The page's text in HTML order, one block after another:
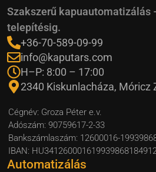
Szakszerű kapuautomatizálás
telepítésig.
+36-70-589-09-99
info@kaputars.com
H–P: 8:00 – 17:00
2340 Kiskunlacháza, Móricz
Cégnév: Groza Péter e.v.
Adószám: 90759617-2-33
Bankszámlaszám: 12600016-
IBAN:
Automatizálás